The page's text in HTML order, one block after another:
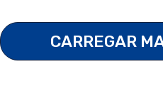
CARREGAR